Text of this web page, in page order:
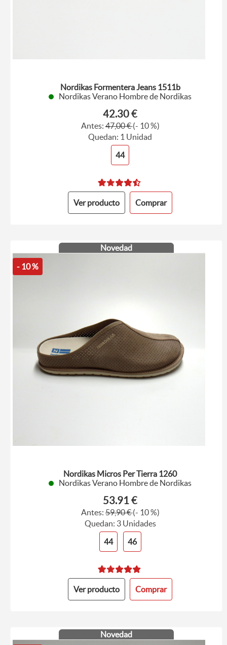
Nordikas Formentera Jeans 1511b
Nordikas Verano Hombre de Nordikas
42.30 €
Antes:47,00 €(- 10 %)
Quedan: 1 Unidad
44
Ver producto Comprar
Novedad
- 10 %
Nordikas Micros Per Tierra 1260
Nordikas Verano Hombre de Nordikas
53.91 €
Antes:59,90 €(- 10 %)
Quedan: 3 Unidades
44
46
Ver producto Comprar
Novedad